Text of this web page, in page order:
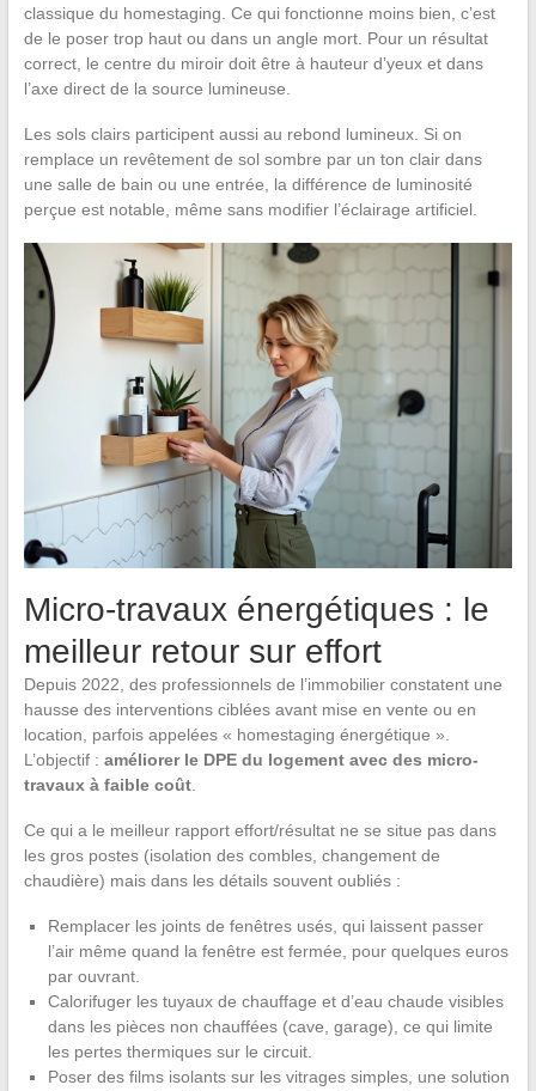
classique du homestaging. Ce qui fonctionne moins bien, c’est
de le poser trop haut ou dans un angle mort. Pour un résultat
correct, le centre du miroir doit être à hauteur d’yeux et dans
l’axe direct de la source lumineuse.
Les sols clairs participent aussi au rebond lumineux. Si on
remplace un revêtement de sol sombre par un ton clair dans
une salle de bain ou une entrée, la différence de luminosité
perçue est notable, même sans modifier l’éclairage artificiel.
Micro-travaux énergétiques : le
meilleur retour sur effort
Depuis 2022, des professionnels de l’immobilier constatent une
hausse des interventions ciblées avant mise en vente ou en
location, parfois appelées « homestaging énergétique ».
L’objectif : améliorer le DPE du logement avec des micro-
travaux à faible coût.
Ce qui a le meilleur rapport effort/résultat ne se situe pas dans
les gros postes (isolation des combles, changement de
chaudière) mais dans les détails souvent oubliés :
Remplacer les joints de fenêtres usés, qui laissent passer
l’air même quand la fenêtre est fermée, pour quelques euros
par ouvrant.
Calorifuger les tuyaux de chauffage et d’eau chaude visibles
dans les pièces non chauffées (cave, garage), ce qui limite
les pertes thermiques sur le circuit.
Poser des films isolants sur les vitrages simples, une solution